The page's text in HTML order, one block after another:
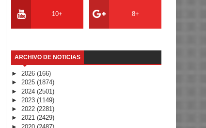
10+ 8+
ARCHIVO DE NOTICIAS
► 2026 (166)
► 2025 (1874)
► 2024 (2501)
► 2023 (1149)
► 2022 (2281)
► 2021 (2429)